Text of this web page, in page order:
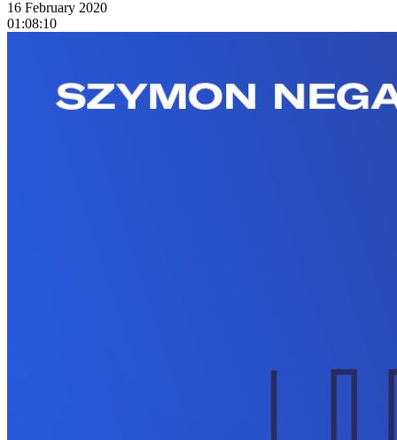
16 February 2020
01:08:10